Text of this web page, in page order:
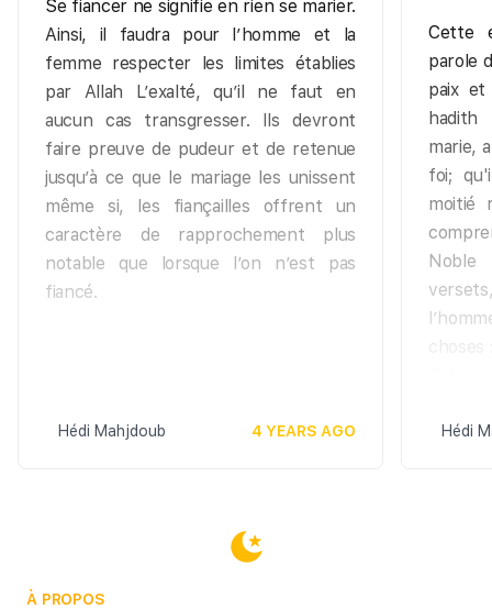
Se fiancer ne signifie en rien se marier.
Ainsi, il faudra pour l’homme et la
femme respecter les limites établies
par Allah L’exalté, qu’il ne faut en
aucun cas transgresser. Ils devront
faire preuve de pudeur et de retenue
jusqu’à ce que le mariage les unissent
même si, les fiançailles offrent un
caractère de rapprochement plus
notable que lorsque l’on n’est pas
fiancé.
Hédi Mahjdoub 4 YEARS AGO
Cette
parole
paix
marie,
foi;
moitié
Noble
ilHédi
À PROPOS